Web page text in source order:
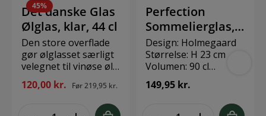
45%
Det danske Glas
Ølglas, klar, 44 cl
Den store overflade
gør ølglasset særligt
velegnet til vinøse øl
med høj
alkoholprocent, der
har brug for en stor
120,00 kr. Før219,95 kr.
Perfection
Sommelierglas,
klar, 90 cl*
Design: Holmegaard
Størrelse: H 23 cm
Volumen: 90 cl
Materiale: Glas Pakke
indeholder 6 stk.
Skænkelinjen hjælper
149,95 kr.